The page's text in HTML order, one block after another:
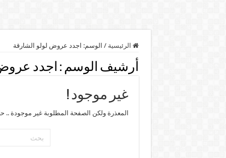
الرئيسية / الوسم: اجدد عروض لولو الشارقة
أرشيف الوسم : اجدد
غير موجود !
المعذرة ولكن الصفحة المطلوبة غير موجودة